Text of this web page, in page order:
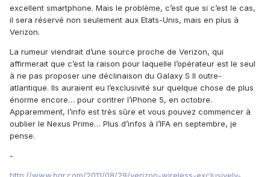
excellent smartphone. Mais le problème, c’est que si c’est le cas,
il sera réservé non seulement aux Etats-Unis, mais en plus à
Verizon.
La rumeur viendrait d’une source proche de Verizon, qui
affirmerait que c’est la raison pour laquelle l’opérateur est le seul
à ne pas proposer une déclinaison du Galaxy S II outre-
atlantique. Ils auraient eu l’exclusivité sur quelque chose de plus
énorme encore… pour contrer l’iPhone 5, en octobre.
Apparemment, l’info est très sûre et vous pouvez commencer à
oublier le Nexus Prime… Plus d’infos à l’IFA en septembre, je
pense.
-